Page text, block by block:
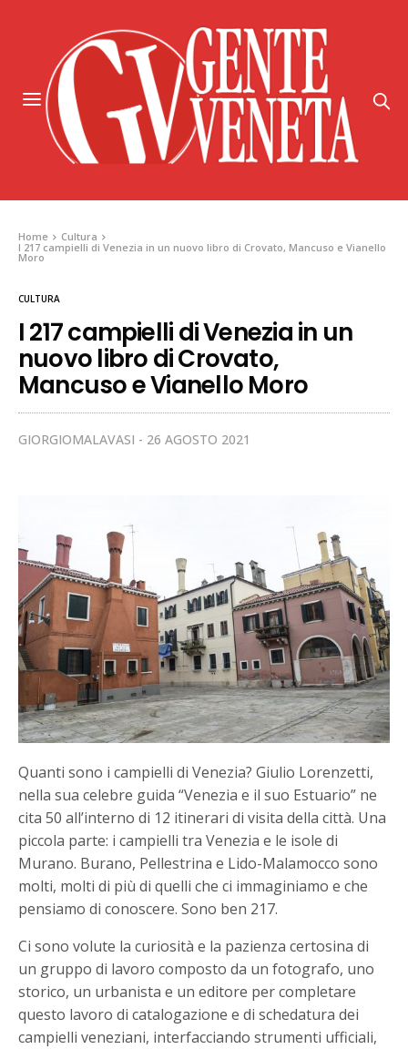
Home
Cultura
I 217 campielli di Venezia in un nuovo libro di Crovato, Mancuso e Vianello
Moro
CULTURA
I 217 campielli di Venezia in un
nuovo libro di Crovato,
Mancuso e Vianello Moro
GIORGIOMALAVASI 26 AGOSTO 2021
Quanti sono i campielli di Venezia? Giulio Lorenzetti,
nella sua celebre guida “Venezia e il suo Estuario” ne
cita 50 all’interno di 12 itinerari di visita della città. Una
piccola parte: i campielli tra Venezia e le isole di
Murano. Burano, Pellestrina e Lido-Malamocco sono
molti, molti di più di quelli che ci immaginiamo e che
pensiamo di conoscere. Sono ben 217.
Ci sono volute la curiosità e la pazienza certosina di
un gruppo di lavoro composto da un fotografo, uno
storico, un urbanista e un editore per completare
questo lavoro di catalogazione e di schedatura dei
campielli veneziani, interfacciando strumenti ufficiali,